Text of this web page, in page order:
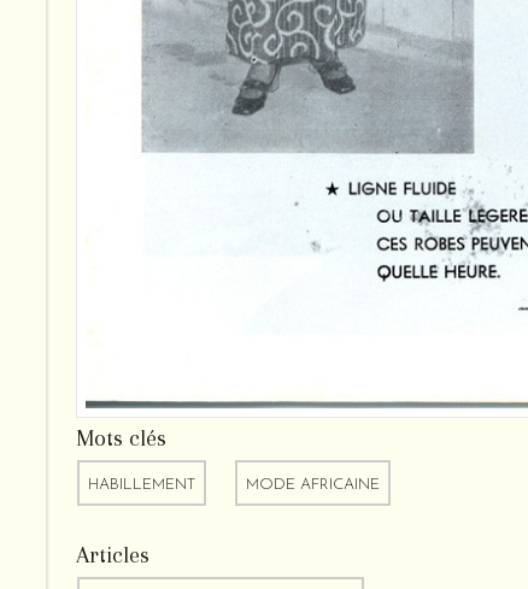
Mots clés
HABILLEMENT MODE AFRICAINE
Articles